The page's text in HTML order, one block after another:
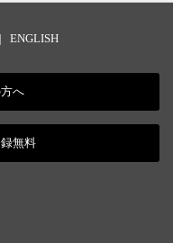
| ENGLISH
へ
無料